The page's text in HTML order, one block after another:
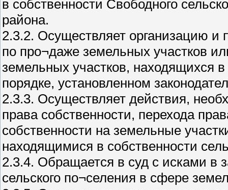
в собственности Свободного
района.
2.3.2. Осуществляет организацию и
по про¬даже земельных участков
земельных участков, находящихся
порядке, установленном
2.3.3. Осуществляет действия,
права собственности, перехода
собственности на земельные
находящимися в собственности
2.3.4. Обращается в суд с исками в
сельского по¬селения в сфере